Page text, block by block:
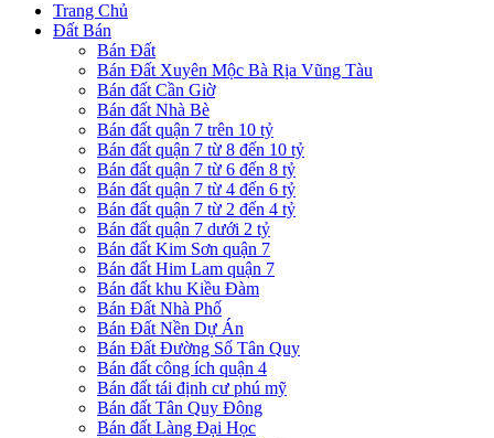
Trang Chủ
Đất Bán
Bán Đất
Bán Đất Xuyên Mộc Bà Rịa Vũng Tàu
Bán đất Cần Giờ
Bán đất Nhà Bè
Bán đất quận 7 trên 10 tỷ
Bán đất quận 7 từ 8 đến 10 tỷ
Bán đất quận 7 từ 6 đến 8 tỷ
Bán đất quận 7 từ 4 đến 6 tỷ
Bán đất quận 7 từ 2 đến 4 tỷ
Bán đất quận 7 dưới 2 tỷ
Bán đất Kim Sơn quận 7
Bán đất Him Lam quận 7
Bán đất khu Kiều Đàm
Bán Đất Nhà Phố
Bán Đất Nền Dự Án
Bán Đất Đường Số Tân Quy
Bán đất công ích quận 4
Bán đất tái định cư phú mỹ
Bán đất Tân Quy Đông
Bán đất Làng Đại Học